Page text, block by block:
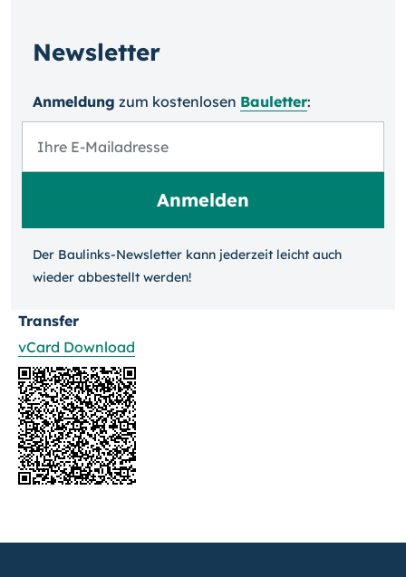
Newsletter
Anmeldung zum kosten­losen Bauletter:
Der Baulinks-Newsletter kann jeder­zeit leicht auch
wieder ab­bestellt werden!
Transfer
vCard Download